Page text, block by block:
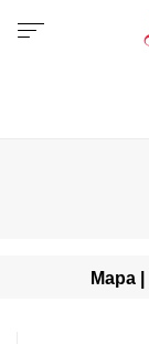
Mapa